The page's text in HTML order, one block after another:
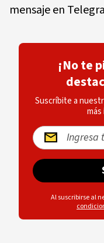
mensaje en
¡No te
Suscríbite a
Al suscribirse al